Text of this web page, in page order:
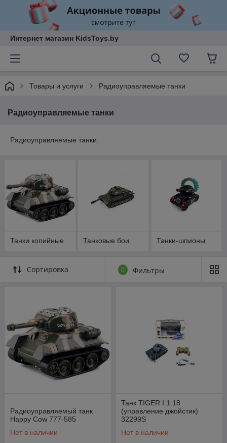
Интернет магазин KidsToys.by
Товары и услуги Радиоуправляемые танки
Радиоуправляемые танки
Радиоуправляемые танки.
Танки копийные Танковые бои Танки-шпионы
Сортировка 0 Фильтры
Радиоуправляемый танк
Happy Cow 777-585
Нет в наличии
Танк TIGER I 1:18
(управление джойстик)
32299S
Нет в наличии